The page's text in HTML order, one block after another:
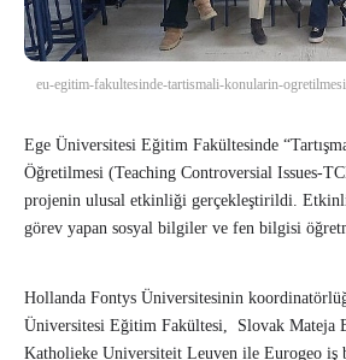
eu-egitim-fakultesinde-tartismali-konularin-
Ege Üniversitesi Eğitim Fakültesinde
Öğretilmesi (Teaching Controversial Issues-
projenin ulusal etkinliği gerçekleştirildi.
görev yapan sosyal bilgiler ve fen bilgisi
Hollanda Fontys Üniversitesinin
Üniversitesi Eğitim Fakültesi, Slovak Mateja
Katholieke Universiteit Leuven ile Eurogeo